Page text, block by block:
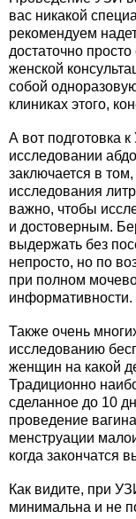
вас никакой
рекомендуем
достаточно
женской
собой
клиниках этого,
А вот подготовка
исследовании
заключается в
исследования
важно, чтобы
и достоверным.
выдержать без
непросто, но по
при полном
информативности.
Также очень
исследованию
женщин на какой
Традиционно
сделанное до 10
проведение
менструации
когда закончатся
Как видите, при
минимальна и не